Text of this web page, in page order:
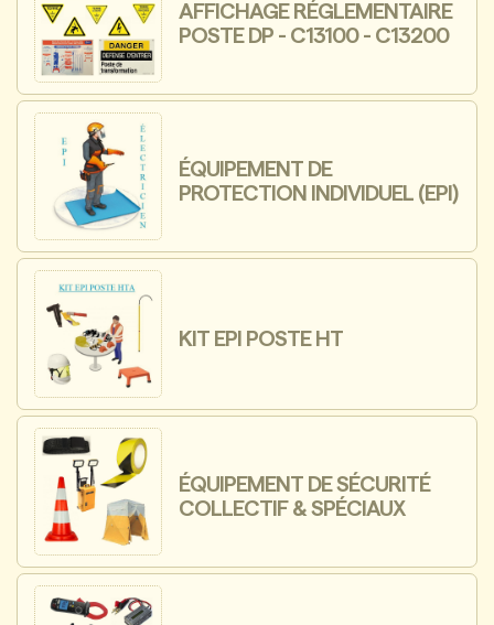
AFFICHAGE RÉGLEMENTAIRE
POSTE DP - C13100 - C13200
ÉQUIPEMENT DE
PROTECTION INDIVIDUEL (EPI)
KIT EPI POSTE HT
ÉQUIPEMENT DE SÉCURITÉ
COLLECTIF & SPÉCIAUX